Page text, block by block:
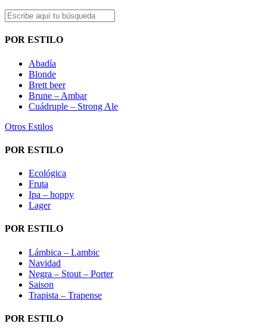
POR ESTILO
Abadía
Blonde
Brett beer
Brune – Ambar
Cuádruple – Strong Ale
Otros Estilos
POR ESTILO
Ecológica
Fruta
Ipa – hoppy
Lager
POR ESTILO
Lámbica – Lambic
Navidad
Negra – Stout – Porter
Saison
Trapista – Trapense
POR ESTILO